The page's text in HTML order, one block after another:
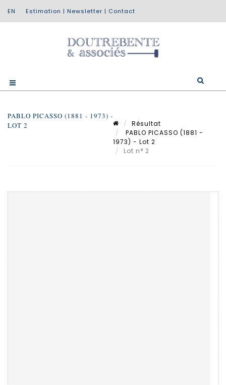
Estimation | Newsletter | Contact
PABLO PICASSO (1881 - 1973) -
LOT 2
Résultat
PABLO PICASSO (1881 -
1973) - Lot 2
Lot n° 2